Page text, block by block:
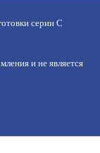
и не является